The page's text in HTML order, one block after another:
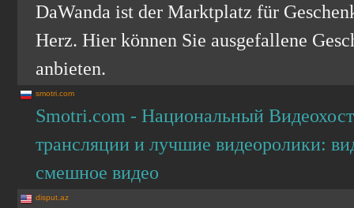
DaWanda ist der Marktplatz für
Herz. Hier können Sie ausgefallene
anbieten.
smotri.com
Smotri.com - Национальный
трансляции и лучшие видеоролики:
смешное видео
disput.az